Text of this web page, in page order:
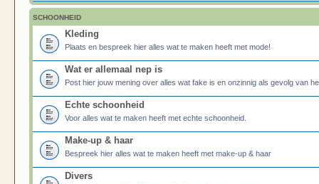
SCHOONHEID
Kleding
Plaats en bespreek hier alles wat te maken heeft met mode!
Wat er allemaal nep is
Post hier jouw mening over alles wat fake is en onzinnig als gevolg van
Echte schoonheid
Voor alles wat te maken heeft met echte schoonheid.
Make-up & haar
Bespreek hier alles wat te maken heeft met make-up & haar
Divers